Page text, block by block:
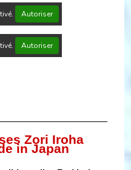
Autoriser
Autoriser
Zori Iroha
in Japan